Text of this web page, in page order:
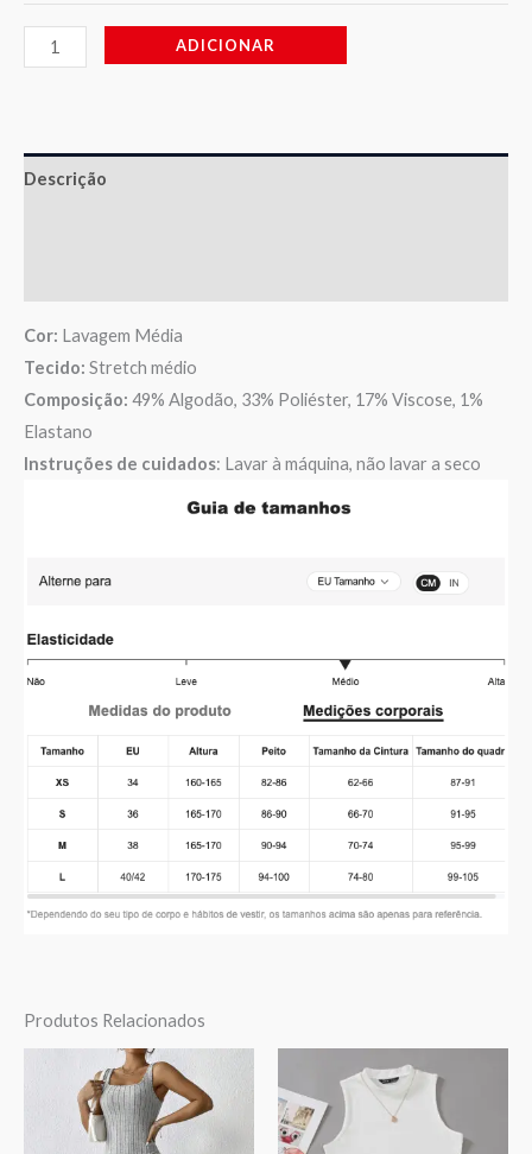
ADICIONAR
Descrição
Cor: Lavagem Média
Tecido: Stretch médio
Composição: 49% Algodão, 33% Poliéster, 17% Viscose, 1%
Elastano
Instruções de cuidados: Lavar à máquina, não lavar a seco
Produtos Relacionados